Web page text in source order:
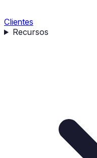
Clientes
Recursos